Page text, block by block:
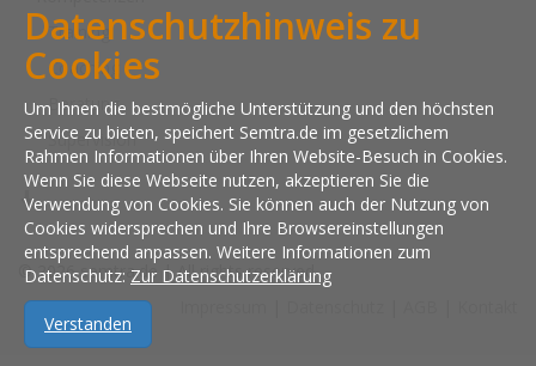
Training
Coaching
Beratung
Supervision
© 2026 semtra.de | All rights reserved
Datenschutzhinweis zu
Cookies
Um Ihnen die bestmögliche Unterstützung und den höchsten
Service zu bieten, speichert Semtra.de im gesetzlichem
Rahmen Informationen über Ihren Website-Besuch in Cookies.
Wenn Sie diese Webseite nutzen, akzeptieren Sie die
Verwendung von Cookies. Sie können auch der Nutzung von
Cookies widersprechen und Ihre Browsereinstellungen
entsprechend anpassen. Weitere Informationen zum
Datenschutz: Zur Datenschutzerklärung
Verstanden